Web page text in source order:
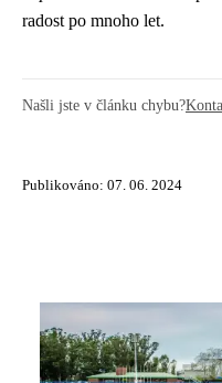
radost po mnoho let.
Našli jste v článku chybu?
Publikováno: 07. 06. 2024